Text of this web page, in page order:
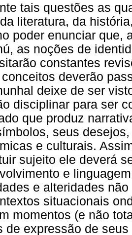
tais questões as
literatura, da
poder enunciar que,
as noções de
constantes
deverão
deixe de ser
disciplinar para ser
que produz
seus
e culturais.
sujeito ele deverá
e
e alteridades
situacionais
momentos (e não
de expressão de